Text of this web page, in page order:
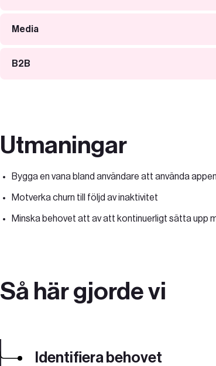
Media
B2B
Utmaningar
Bygga en vana bland användare att använda appen
Motverka churn till följd av inaktivitet
Minska behovet att av att kontinuerligt sätta upp
Så här gjorde vi
Identifiera behovet